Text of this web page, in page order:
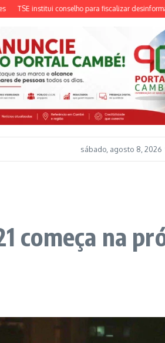
institui conselho para fiscalizar desinformação e
sábado, agosto 8, 2026
começa na